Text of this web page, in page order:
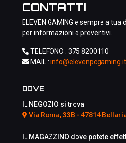
CONTATTI
ELEVEN GAMING è sempre a
per informazioni e preventivi.
TELEFONO : 375 8200110
MAIL : info@elevenpcgaming.it
DOVE
IL NEGOZIO si trova
Via Roma, 33B - 47814
IL MAGAZZINO dove potete